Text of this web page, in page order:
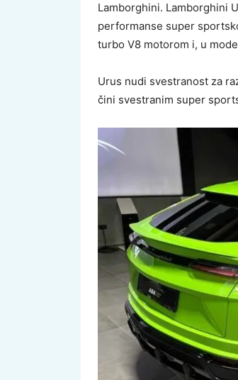
Lamborghini. Lamborghini
performanse super
turbo V8 motorom i, u
Urus nudi svestranost za
čini svestranim super